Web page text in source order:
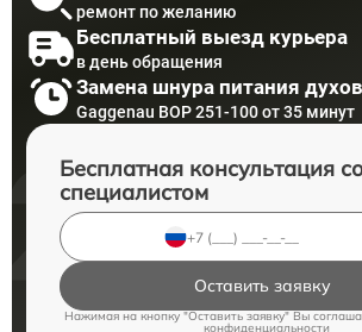
ремонт по желанию
Бесплатный выезд курьера
в день обращения
Замена шнура питания
Gaggenau BOP 251-100 от 35 минут
Бесплатная консультация
специалистом
Оставить заявку
Нажимая на кнопку "Оставить заявку" Вы
конфиденциальности